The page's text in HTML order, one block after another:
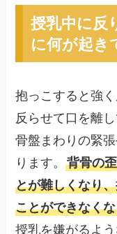
授乳中に反
に何が起き
抱っこすると強
反らせて口を離
骨盤まわりの緊
ります。背骨の
とが難しくなり
ことができなく
授乳を嫌がるよ